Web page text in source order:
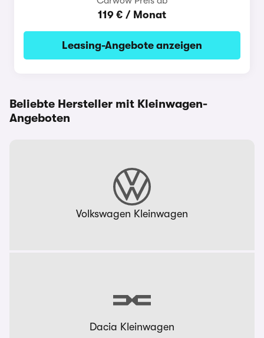
119 € / Monat
Leasing-Angebote anzeigen
Beliebte Hersteller mit Kleinwagen-
Angeboten
Volkswagen Kleinwagen
Dacia Kleinwagen